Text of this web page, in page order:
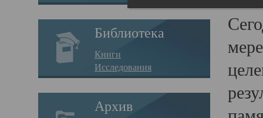
Библиотека
Книги
Исследования
Архив